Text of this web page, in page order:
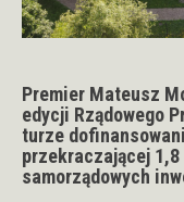
Premier Mateusz
edycji Rządowego
turze
przekraczającej 1,8
samorządowych